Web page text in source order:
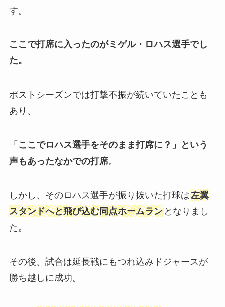
す。
ここで打席に入ったのがミゲル・ロハス選手でし
た。
ポストシーズンでは打撃不振が続いていたことも
あり、
「 ここでロハス選手をそのまま打席に？」という
声もあったなかでの打席。
しかし、そのロハス選手が振り抜いた打球は左翼
スタンドへと飛び込む同点ホームランとなりまし
た。
その後、試合は延長戦にもつれ込みドジャースが
勝ち越しに成功。